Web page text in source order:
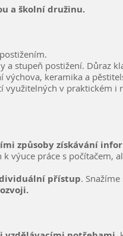
a školní družinu.
a stupeň postižení. Důraz
keramika a
využitelných v praktickém i
způsoby získávání
výuce práce s počítačem,
přístup. Snažíme